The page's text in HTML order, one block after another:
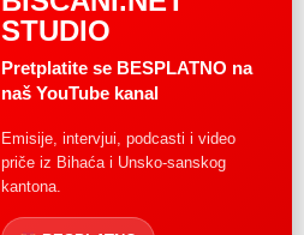
STUDIO
Pretplatite se BESPLATNO na
naš YouTube kanal
Emisije, intervjui, podcasti i video
priče iz Bihaća i Unsko-sanskog
kantona.